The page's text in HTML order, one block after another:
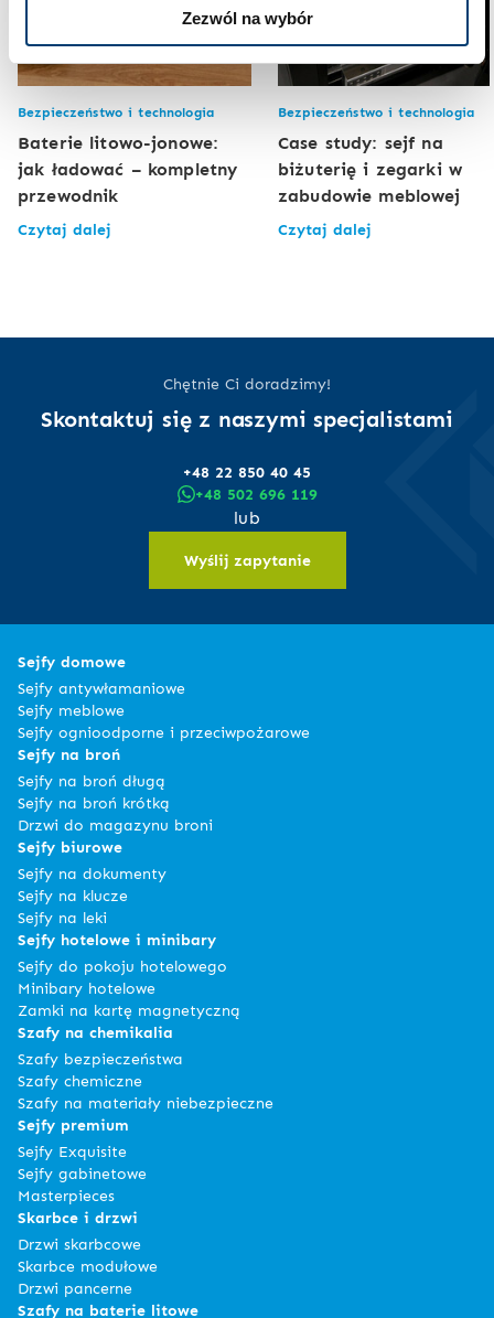
Zezwól na wybór
Bezpieczeństwo i technologia
Baterie litowo-jonowe:
jak ładować – kompletny
przewodnik
Czytaj dalej
Bezpieczeństwo i technologia
Case study: sejf na
biżuterię i zegarki w
zabudowie meblowej
Czytaj dalej
Chętnie Ci doradzimy!
Skontaktuj się z naszymi specjalistami
+48 22 850 40 45
+48 502 696 119
lub
Wyślij zapytanie
Sejfy domowe
Sejfy antywłamaniowe
Sejfy meblowe
Sejfy ognioodporne i przeciwpożarowe
Sejfy na broń
Sejfy na broń długą
Sejfy na broń krótką
Drzwi do magazynu broni
Sejfy biurowe
Sejfy na dokumenty
Sejfy na klucze
Sejfy na leki
Sejfy hotelowe i minibary
Sejfy do pokoju hotelowego
Minibary hotelowe
Zamki na kartę magnetyczną
Szafy na chemikalia
Szafy bezpieczeństwa
Szafy chemiczne
Szafy na materiały niebezpieczne
Sejfy premium
Sejfy Exquisite
Sejfy gabinetowe
Masterpieces
Skarbce i drzwi
Drzwi skarbcowe
Skarbce modułowe
Drzwi pancerne
Szafy na baterie litowe